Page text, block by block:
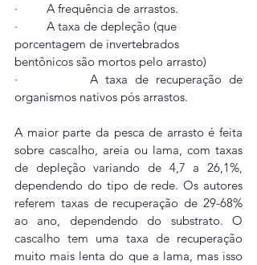
·         A frequência de arrastos.
·         A taxa de depleção (que
porcentagem de invertebrados
bentônicos são mortos pelo arrasto)
·          A taxa de recuperação de
organismos nativos pós arrastos.
A maior parte da pesca de arrasto é feita
sobre cascalho, areia ou lama, com taxas
de depleção variando de 4,7 a 26,1%,
dependendo do tipo de rede. Os autores
referem taxas de recuperação de 29-68%
ao ano, dependendo do substrato. O
cascalho tem uma taxa de recuperação
muito mais lenta do que a lama, mas isso